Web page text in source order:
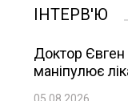
ІНТЕРВ'Ю
Доктор
маніпулює